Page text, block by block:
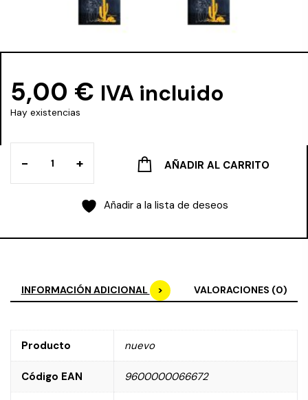
5,00 € IVA incluido
Hay existencias
- + AÑADIR AL CARRITO
Añadir a la lista de deseos
INFORMACIÓN ADICIONAL VALORACIONES (0)
Producto nuevo
Código EAN 9600000066672